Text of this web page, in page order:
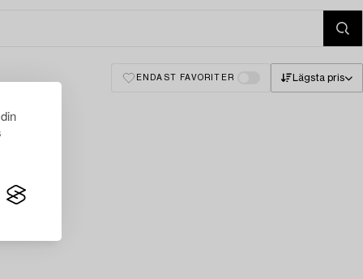
ENDAST FAVORITER Lägsta pris